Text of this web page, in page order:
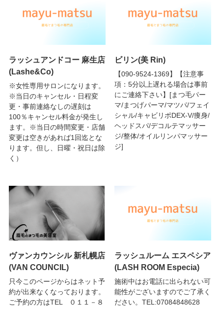
ラッシュアンドコー 麻生店
(Lashe&Co)
※女性専用サロンになります。
※当日のキャンセル・日程変
更・事前連絡なしの遅刻は
100％キャンセル料金が発生し
ます。※当日の時間変更・店舗
変更は空きがあれば1回迄とな
ります。但し、日曜・祝日は除
く）
ビリン(美 Rin)
【090-9524-1369】【注意事
項：5分以上遅れる場合は事前
にご連絡下さい】[まつ毛パー
マ/まつげパーマ/マツパ/フェイ
シャル/キャビリポDEX-V/痩身/
ヘッドスパ/デコルテマッサー
ジ/整体/オイルリンパマッサー
ジ]
ヴァンカウンシル 新札幌店
(VAN COUNCIL)
只今このページからはネット予
約が出来なくなっております。
ご予約の方はTEL ０１１－８
ラッシュルーム エスペシア
(LASH ROOM Especia)
施術中はお電話に出られない可
能性がございますのでご了承く
ださい。TEL:07084848628